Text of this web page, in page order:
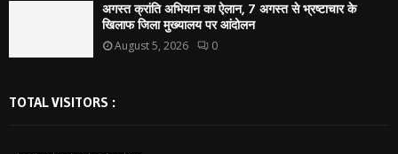
अगस्त क्रांति अभियान का ऐलान, 7 अगस्त से भ्रष्टाचार के
खिलाफ जिला मुख्यालय पर आंदोलन
August 5, 2026 0
TOTAL VISITORS :